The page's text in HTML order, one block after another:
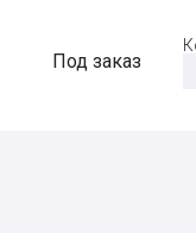
Под заказ